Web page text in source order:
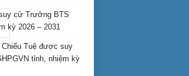
cử Trưởng BTS
kỳ 2026 – 2031
Tuệ được suy
tỉnh, nhiệm kỳ